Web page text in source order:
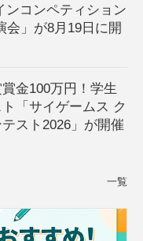
ンコンペティション
会」が8月19日に開
賞金100万円！学生
「サイゲームス ク
スト2026」が開催
一覧